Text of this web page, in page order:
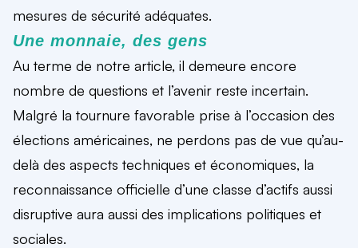
mesures de sécurité adéquates.
Une monnaie, des gens
Au terme de notre article, il demeure encore
nombre de questions et l’avenir reste incertain.
Malgré la tournure favorable prise à l’occasion des
élections américaines, ne perdons pas de vue qu’au-
delà des aspects techniques et économiques, la
reconnaissance officielle d’une classe d’actifs aussi
disruptive aura aussi des implications politiques et
sociales.